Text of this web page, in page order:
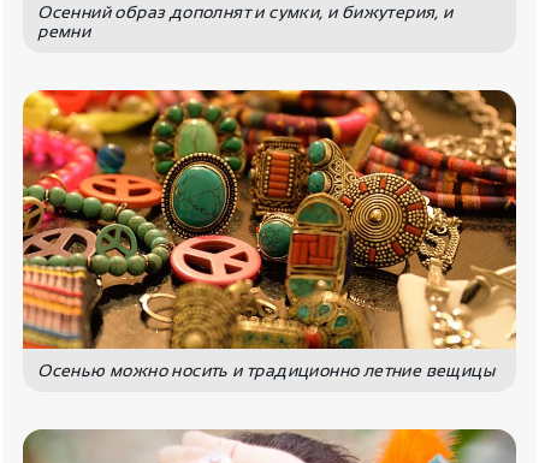
Осенний образ дополнят и сумки, и бижутерия, и
ремни
Осенью можно носить и традиционно летние вещицы